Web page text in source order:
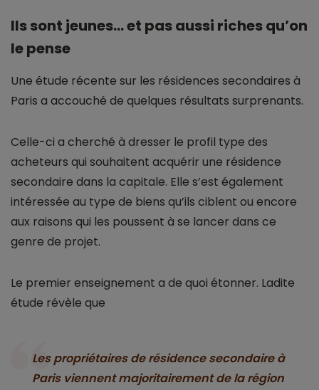
Ils sont jeunes… et pas aussi riches qu’on
le pense
Une étude récente sur les résidences secondaires à
Paris a accouché de quelques résultats surprenants.
Celle-ci a cherché à dresser le profil type des
acheteurs qui souhaitent acquérir une résidence
secondaire dans la capitale. Elle s’est également
intéressée au type de biens qu’ils ciblent ou encore
aux raisons qui les poussent à se lancer dans ce
genre de projet.
Le premier enseignement a de quoi étonner. Ladite
étude révèle que
Les propriétaires de résidence secondaire à
Paris viennent majoritairement de la région